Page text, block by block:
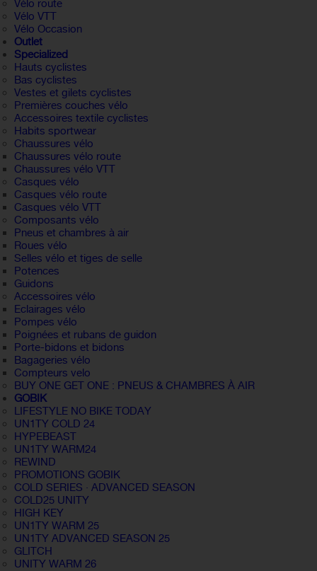
Vélo route
Vélo VTT
Vélo Occasion
Outlet
Specialized
Hauts cyclistes
Bas cyclistes
Vestes et gilets cyclistes
Premières couches vélo
Accessoires textile cyclistes
Habits sportwear
Chaussures vélo
Chaussures vélo route
Chaussures vélo VTT
Casques vélo
Casques vélo route
Casques vélo VTT
Composants vélo
Pneus et chambres à air
Roues vélo
Selles vélo et tiges de selle
Potences
Guidons
Accessoires vélo
Eclairages vélo
Pompes vélo
Poignées et rubans de guidon
Porte-bidons et bidons
Bagageries vélo
Compteurs velo
BUY ONE GET ONE : PNEUS & CHAMBRES À AIR
GOBIK
LIFESTYLE NO BIKE TODAY
UN1TY COLD 24
HYPEBEAST
UN1TY WARM24
REWIND
PROMOTIONS GOBIK
COLD SERIES · ADVANCED SEASON
COLD25 UNITY
HIGH KEY
UN1TY WARM 25
UN1TY ADVANCED SEASON 25
GLITCH
UNITY WARM 26